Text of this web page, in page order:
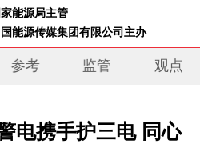
家能源局主管
能源传媒集团有限公司主办
参考 监管 观点
电携手护三电 同心